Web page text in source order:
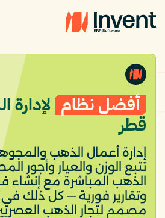
أفضل نظام
قطر
إدارة أعمال الذهب
تتبع الوزن والعيار وأجور
الذهب المباشرة مع إنشاء
وتقارير فورية — كل ذلك
مصمم لتجار الذهب